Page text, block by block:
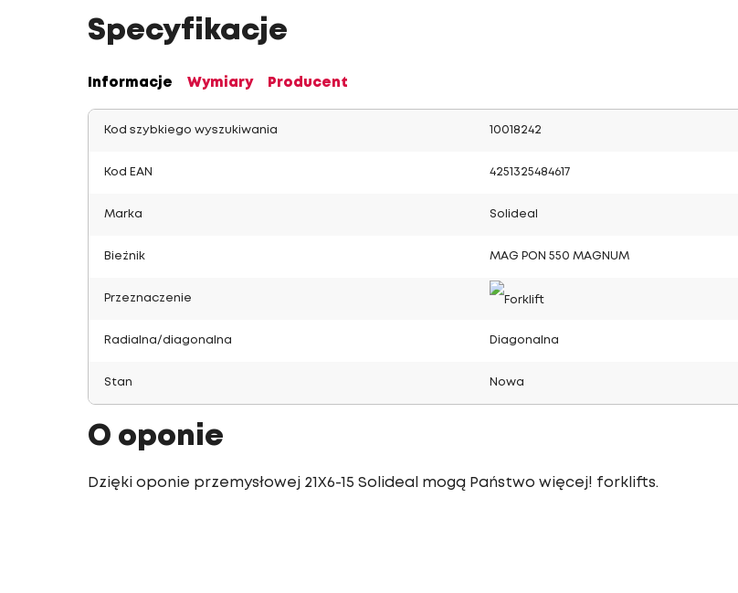
Specyfikacje
Informacje Wymiary Producent
Kod szybkiego wyszukiwania 10018242
Kod EAN 4251325484617
Marka Solideal
Bieżnik MAG PON 550 MAGNUM
Przeznaczenie
Radialna/diagonalna Diagonalna
Stan Nowa
O oponie
Dzięki oponie przemysłowej 21X6-15 Solideal mogą Państwo więcej! forklifts.